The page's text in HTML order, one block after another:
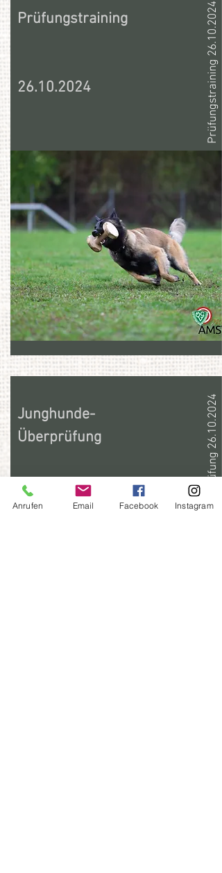
Prüfungstraining 26.10.2024
Prüfungstraining
26.10.2024
JH - Überprüfung 26.10.2024
Junghunde-
Überprüfung
26.10.2024
Anrufen Email Facebook Instagram